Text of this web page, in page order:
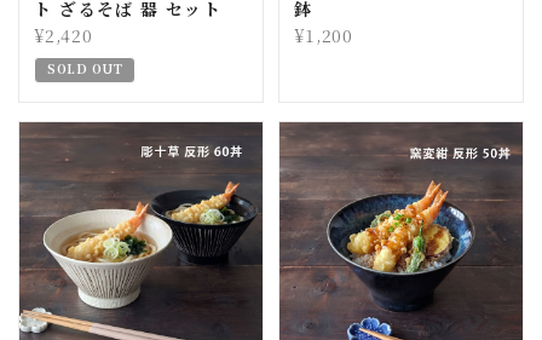
ト ざるそば 器 セット
¥2,420
SOLD OUT
鉢
¥1,200